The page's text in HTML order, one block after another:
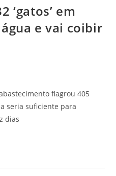
‘gatos’ em
e vai coibir
flagrou 405
seria suficiente para
dias